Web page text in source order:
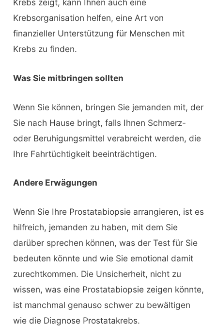
Krebs zeigt, kann Ihnen auch eine
Krebsorganisation helfen, eine Art von
finanzieller Unterstützung für Menschen mit
Krebs zu finden.
Was Sie mitbringen sollten
Wenn Sie können, bringen Sie jemanden mit, der
Sie nach Hause bringt, falls Ihnen Schmerz-
oder Beruhigungsmittel verabreicht werden, die
Ihre Fahrtüchtigkeit beeinträchtigen.
Andere Erwägungen
Wenn Sie Ihre Prostatabiopsie arrangieren, ist es
hilfreich, jemanden zu haben, mit dem Sie
darüber sprechen können, was der Test für Sie
bedeuten könnte und wie Sie emotional damit
zurechtkommen. Die Unsicherheit, nicht zu
wissen, was eine Prostatabiopsie zeigen könnte,
ist manchmal genauso schwer zu bewältigen
wie die Diagnose Prostatakrebs.